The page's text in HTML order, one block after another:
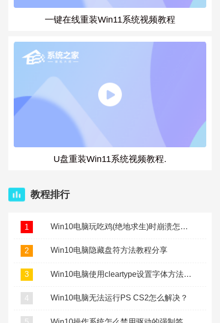
一键在线重装Win11系统视频教程
U盘重装Win11系统视频教程.
教程排行
1 Win10电脑玩吃鸡(绝地求生)时崩溃怎么办？
2 Win10电脑隐藏盘符方法教程分享
3 Win10电脑使用cleartype设置字体方法教程
4 Win10电脑无法运行PS CS2怎么解决？